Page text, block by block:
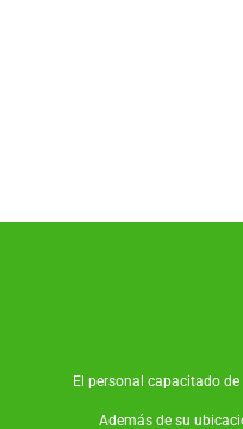
El personal capacitado
Además de su